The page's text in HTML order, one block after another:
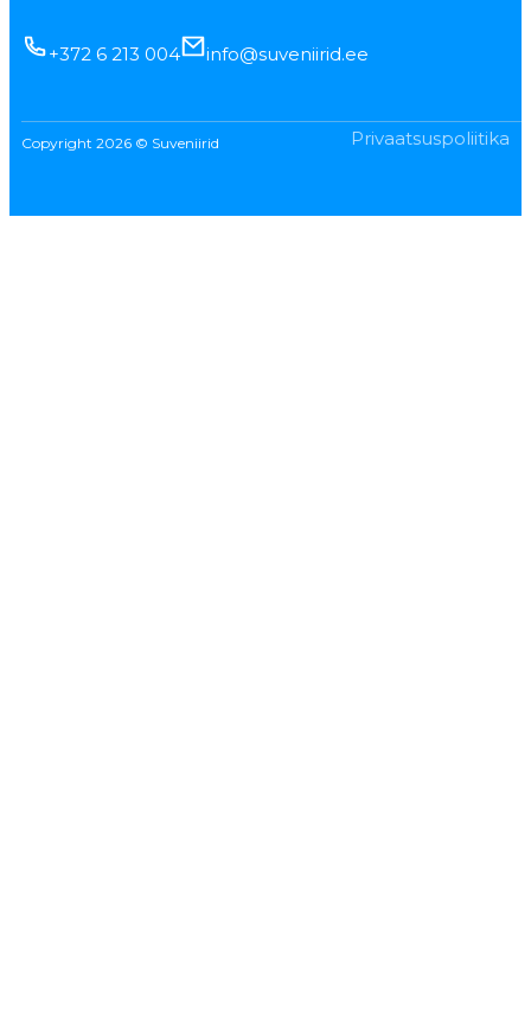
+372 6 213 004 info@suveniirid.ee
Copyright 2026 © Suveniirid Privaatsuspoliitika